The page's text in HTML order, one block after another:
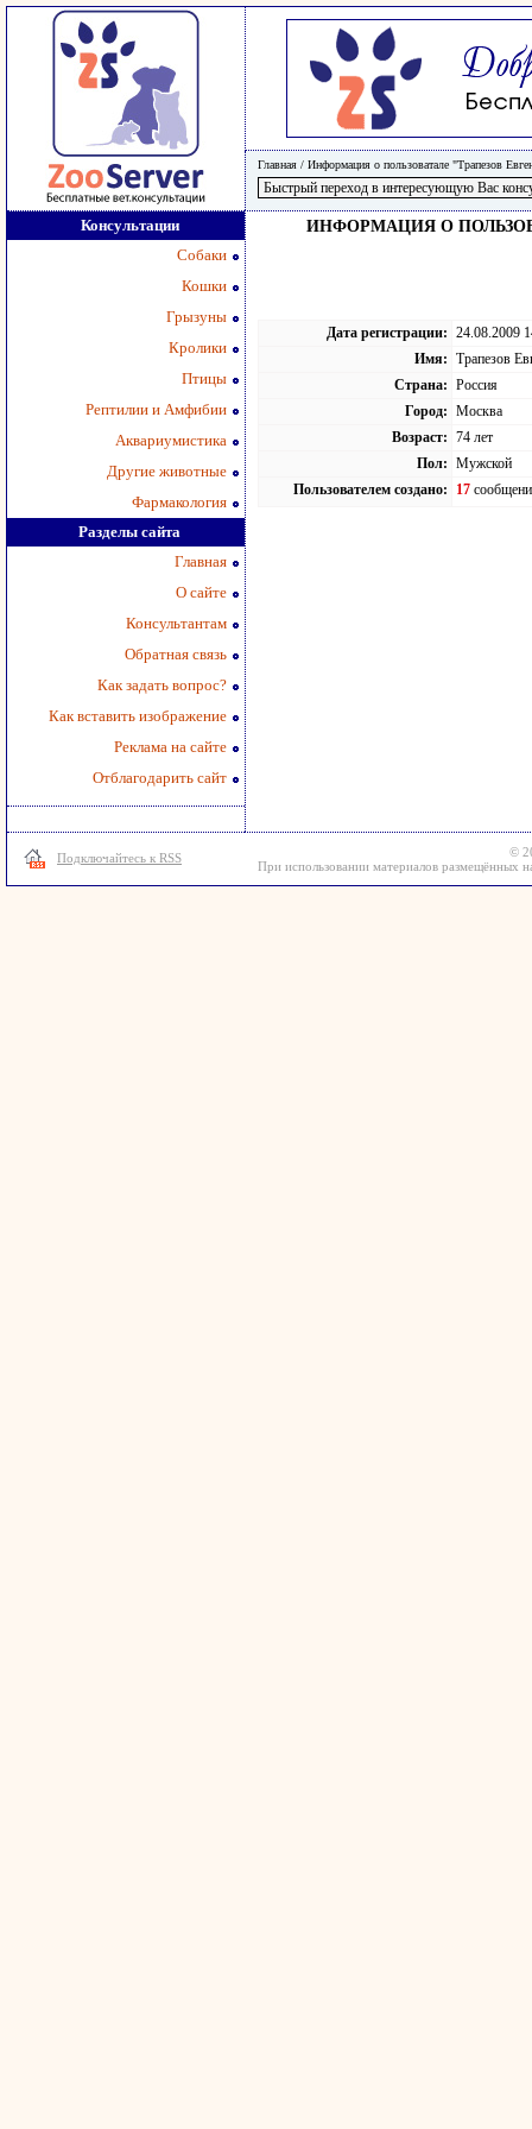
Главная / Информация о пользоватале "Трапезов
Консультации
Собаки
Кошки
Грызуны
Кролики
Птицы
Рептилии и Амфибии
Аквариумистика
Другие животные
Фармакология
Разделы сайта
Главная
О сайте
Консультантам
Обратная связь
Как задать вопрос?
Как вставить изображение
Реклама на сайте
Отблагодарить сайт
ИНФОРМАЦИЯ О
Дата регистрации: 24.08.2009
Имя: Трапезов
Страна: Россия
Город: Москва
Возраст: 74 лет
Пол: Мужской
Пользователем создано:
17
Подключайтесь к RSS
©
При использовании материалов размещённых